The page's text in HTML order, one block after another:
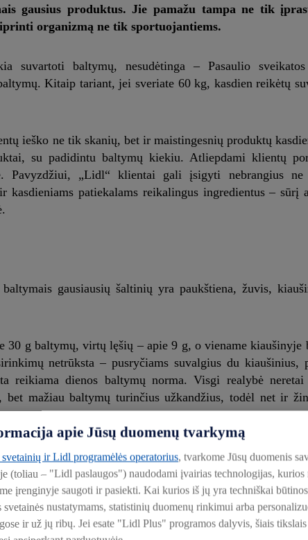
gausius produktus. Jie pamažu tampa ne tik
organizmą ne tik sportuojantiems.
suvartoti baltymų, nesudėtinga – Pasaulio sveikatos
Kitaip tariant, jei sveriate 60 kg, kasdien reikėtų
ieško ne tik skanių, bet ir maistingesnių produktų
su padidintu baltymų kiekiu. Atliepdami klientų
Pavyzdžiui, „Lidl“ klientai gali įsigyti nebrangius
kasdieniams patiekalams reikalingus ingredientus – sūrį
gausiausių šaltinių yra paukštiena, žuvis,
g baltymų, virtų lęšių – apie 9 g, o viename kiaušinyje
netrūksta – pusryčiams suvalgius du kiaušinius,
reikiama dienos baltymų norma. Visgi realybė
bet mažiau baltymų turinčius užkandžius, todėl net ir
todėl siūlome itin platų baltymais praturtintų
užkandžių bei gėrimų, pritaikytų skubančių kasdienybei.
maistinėmis medžiagomis tiek namuose, tiek darbe
apie Jūsų duomenų tvarkymą
ir Lidl programėlės operatorius, tvarkome Jūsų duomenis
(toliau – "Lidl paslaugos") naudodami įvairias technologijas, kurios
įrenginyje saugoti ir pasiekti. Kai kurios iš jų yra techniškai
nustatymams, statistinių duomenų rinkimui arba
ir už jų ribų. Jei esate "Lidl Plus" programos dalyvis, šiais